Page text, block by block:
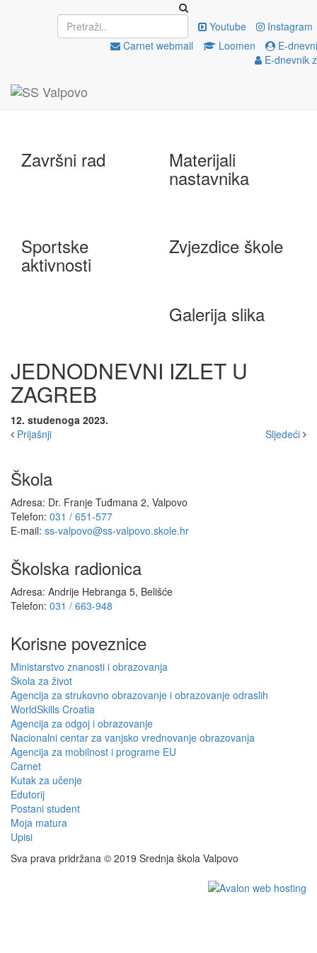
Youtube
Instagram
Carnet webmail
Loomen
E-
E-dnevnik
Upisi EU projekti
e-Škole
Završni rad Materijali
nastavnika
Sportske
aktivnosti
Zvjezdice škole
Galerija slika
JEDNODNEVNI IZLET U
ZAGREB
12. studenoga 2023.
Prijašnji
Sljedeći
Škola
Adresa: Dr. Franje Tuđmana 2, Valpovo
Telefon: 031 / 651-577
E-mail: ss-valpovo@ss-valpovo.skole.hr
Školska radionica
Adresa: Andrije Hebranga 5, Belišće
Telefon: 031 / 663-948
Korisne poveznice
Ministarstvo znanosti i obrazovanja
Škola za život
Agencija za strukovno obrazovanje i obrazovanje odraslih
WorldSkills Croatia
Agencija za odgoj i obrazovanje
Nacionalni centar za vanjsko vrednovanje obrazovanja
Agencija za mobilnost i programe EU
Carnet
Kutak za učenje
Edutorij
Postani student
Moja matura
Upisi
Sva prava pridržana © 2019 Srednja škola Valpovo